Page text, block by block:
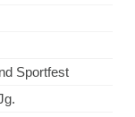
Sportfest